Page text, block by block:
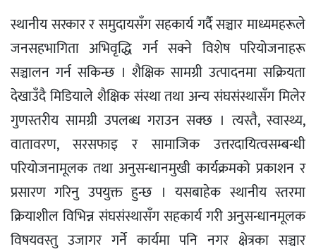
स्थानीय सरकार र समुदायसँग सहकार्य गर्दै सञ्चार माध्यमहरूले
जनसहभागिता अभिवृद्धि गर्न सक्ने विशेष परियोजनाहरू
सञ्चालन गर्न सकिन्छ । शैक्षिक सामग्री उत्पादनमा सक्रियता
देखाउँदै मिडियाले शैक्षिक संस्था तथा अन्य संघसंस्थासँग मिलेर
गुणस्तरीय सामग्री उपलब्ध गराउन सक्छ । त्यस्तै, स्वास्थ्य,
वातावरण, सरसफाइ र सामाजिक उत्तरदायित्वसम्बन्धी
परियोजनामूलक तथा अनुसन्धानमुखी कार्यक्रमको प्रकाशन र
प्रसारण गरिनु उपयुक्त हुन्छ । यसबाहेक स्थानीय स्तरमा
क्रियाशील विभिन्न संघसंस्थासँग सहकार्य गरी अनुसन्धानमूलक
विषयवस्तु उजागर गर्ने कार्यमा पनि नगर क्षेत्रका सञ्चार